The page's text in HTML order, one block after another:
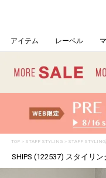
アイテム レーベル
TOP> STAFF STYLING> STAFF STYLING
SHIPS (122537) スタイリン